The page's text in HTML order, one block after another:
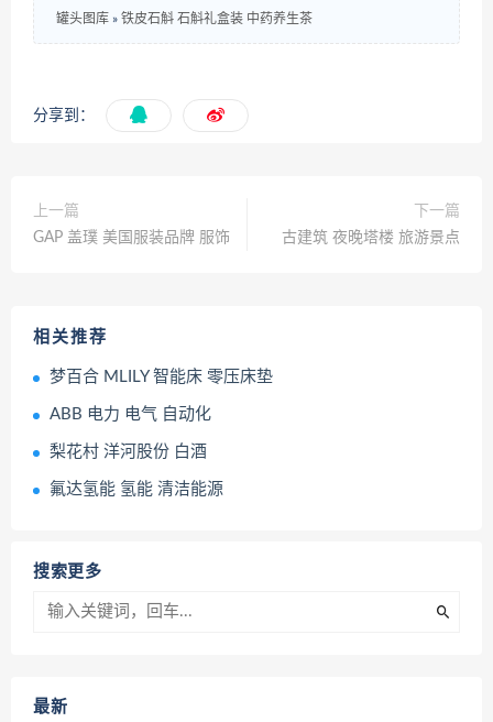
罐头图库 » 铁皮石斛 石斛礼盒装 中药养生茶
分享到：
上一篇
GAP 盖璞 美国服装品牌 服饰
下一篇
古建筑 夜晚塔楼 旅游景点
相关推荐
梦百合 MLILY 智能床 零压床垫
ABB 电力 电气 自动化
梨花村 洋河股份 白酒
氟达氢能 氢能 清洁能源
搜索更多
最新